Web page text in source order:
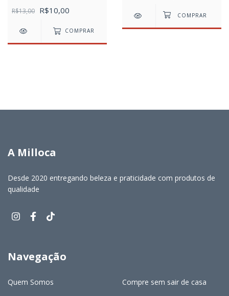
R$13,00 R$10,00
COMPRAR
A Milloca
Desde 2020 entregando beleza e praticidade com produtos de
qualidade
Navegação
Quem Somos Compre sem sair de casa